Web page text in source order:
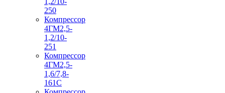
250
Компрессор
4ГМ2,5-
1,2/10-
251
Компрессор
4ГМ2,5-
1,6/7,8-
161С